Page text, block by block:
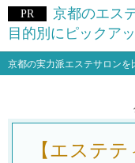
京都のエス
目的別にピックア
京都の実力派エステサロンを
【エステ